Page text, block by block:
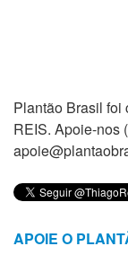
Plantão Brasil foi
REIS. Apoie-nos
APOIE O